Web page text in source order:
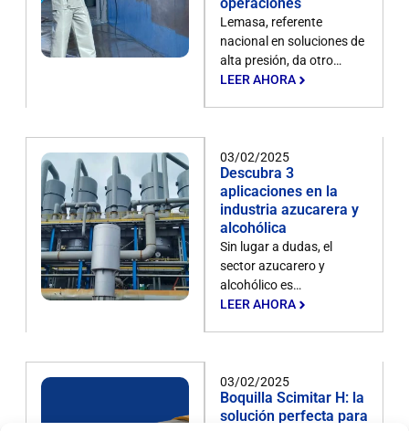
Lemasa, referente
nacional en soluciones de
alta presión, da otro…
LEER AHORA
03/02/2025
Descubra 3
aplicaciones en la
industria azucarera y
alcohólica
Sin lugar a dudas, el
sector azucarero y
alcohólico es…
LEER AHORA
03/02/2025
Boquilla Scimitar H: la
solución perfecta para